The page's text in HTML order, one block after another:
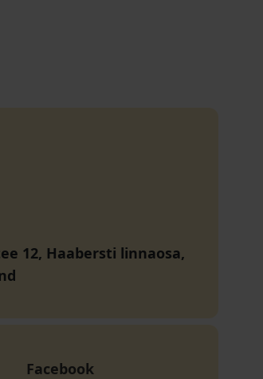
12, Haabersti linnaosa,
Facebook